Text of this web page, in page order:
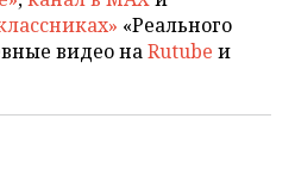
«Реального
видео наRutube и